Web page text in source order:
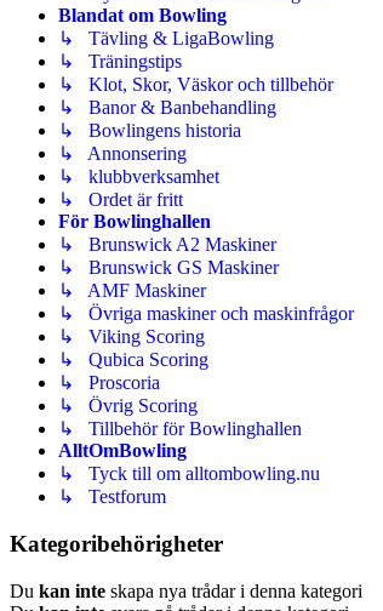
Blandat om Bowling
↳ Tävling & LigaBowling
↳ Träningstips
↳ Klot, Skor, Väskor och tillbehör
↳ Banor & Banbehandling
↳ Bowlingens historia
↳ Annonsering
↳ klubbverksamhet
↳ Ordet är fritt
För Bowlinghallen
↳ Brunswick A2 Maskiner
↳ Brunswick GS Maskiner
↳ AMF Maskiner
↳ Övriga maskiner och maskinfrågor
↳ Viking Scoring
↳ Qubica Scoring
↳ Proscoria
↳ Övrig Scoring
↳ Tillbehör för Bowlinghallen
AlltOmBowling
↳ Tyck till om alltombowling.nu
↳ Testforum
Kategoribehörigheter
Du kan inte skapa nya trådar i denna kategori